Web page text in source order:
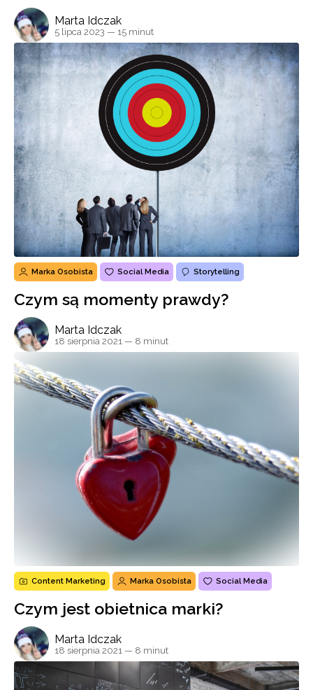
Marta Idczak
5 lipca 2023 — 15 minut
Marka Osobista Social Media Storytelling
Czym są momenty prawdy?
Marta Idczak
18 sierpnia 2021 — 8 minut
Content Marketing Marka Osobista Social Media
Czym jest obietnica marki?
Marta Idczak
18 sierpnia 2021 — 8 minut